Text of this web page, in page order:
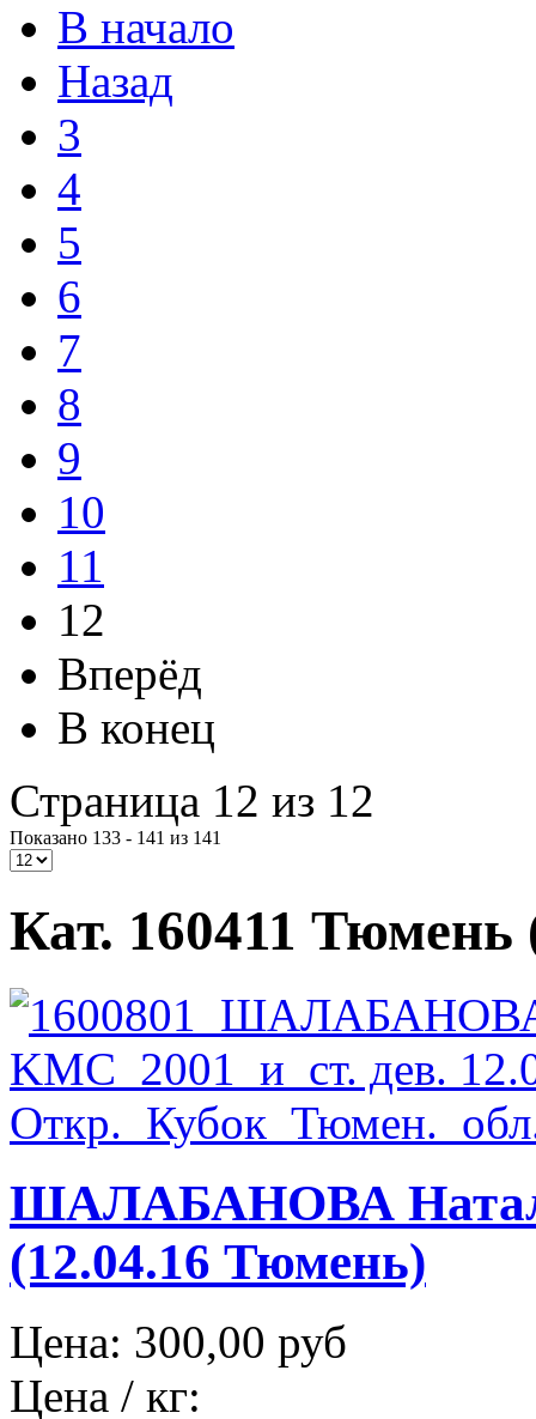
В начало
Назад
3
4
5
6
7
8
9
10
11
12
Вперёд
В конец
Страница 12 из 12
Показано 133 - 141 из 141
Кат. 160411 Тюмень
ШАЛАБАНОВА
(12.04.16 Тюмень)
Цена: 300,00 руб
Цена / кг: